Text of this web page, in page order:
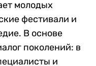
молодых
фестивали и
В основе
поколений: в
и